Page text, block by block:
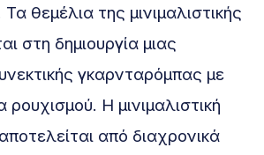
θεμέλια της μινιμαλιστικής
στη δημιουργία μιας
γκαρνταρόμπας με
ρουχισμού. Η μινιμαλιστική
από διαχρονικά